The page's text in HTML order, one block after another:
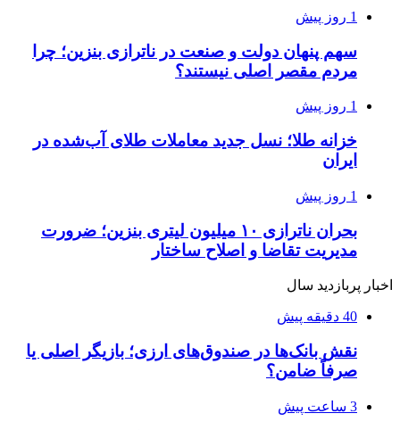
1 روز پیش
سهم پنهان دولت و صنعت در ناترازی بنزین؛ چرا
مردم مقصر اصلی نیستند؟
1 روز پیش
خزانه طلا؛ نسل جدید معاملات طلای آب‌شده در
ایران
1 روز پیش
بحران ناترازی ۱۰ میلیون لیتری بنزین؛ ضرورت
مدیریت تقاضا و اصلاح ساختار
اخبار پربازدید سال
40 دقیقه پیش
نقش بانک‌ها در صندوق‌های ارزی؛ بازیگر اصلی یا
صرفاً ضامن؟
3 ساعت پیش